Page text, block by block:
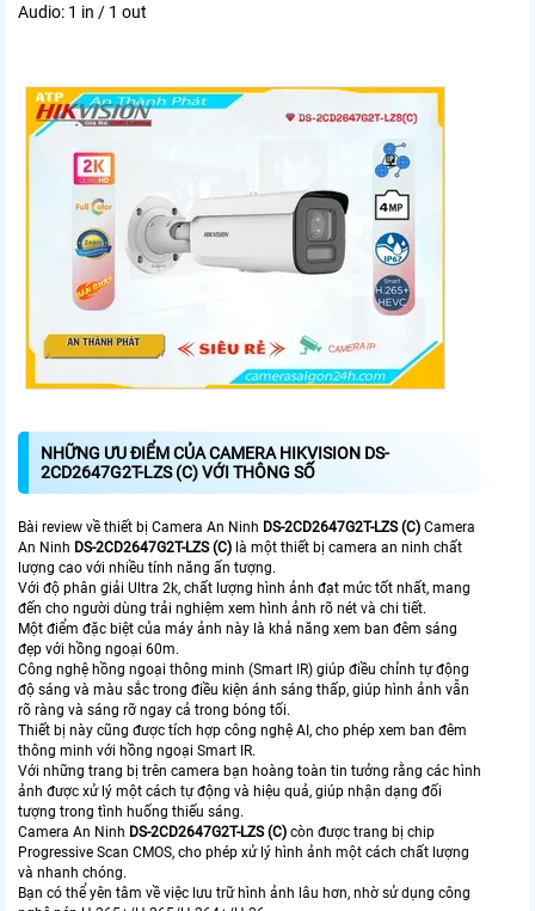
Audio: 1 in / 1 out
NHỮNG ƯU ĐIỂM CỦA CAMERA HIKVISION DS-
2CD2647G2T-LZS (C) VỚI THÔNG SỐ
Bài review về thiết bị Camera An Ninh DS-2CD2647G2T-LZS (C) Camera
An Ninh DS-2CD2647G2T-LZS (C) là một thiết bị camera an ninh chất
lượng cao với nhiều tính năng ấn tượng.
Với độ phân giải Ultra 2k, chất lượng hình ảnh đạt mức tốt nhất, mang
đến cho người dùng trải nghiệm xem hình ảnh rõ nét và chi tiết.
Một điểm đặc biệt của máy ảnh này là khả năng xem ban đêm sáng
đẹp với hồng ngoại 60m.
Công nghệ hồng ngoại thông minh (Smart IR) giúp điều chỉnh tự động
độ sáng và màu sắc trong điều kiện ánh sáng thấp, giúp hình ảnh vẫn
rõ ràng và sáng rỡ ngay cả trong bóng tối.
Thiết bị này cũng được tích hợp công nghệ AI, cho phép xem ban đêm
thông minh với hồng ngoại Smart IR.
Với những trang bị trên camera bạn hoàng toàn tin tưởng rằng các hình
ảnh được xử lý một cách tự động và hiệu quả, giúp nhận dạng đối
tượng trong tình huống thiếu sáng.
Camera An Ninh DS-2CD2647G2T-LZS (C) còn được trang bị chip
Progressive Scan CMOS, cho phép xử lý hình ảnh một cách chất lượng
và nhanh chóng.
Bạn có thể yên tâm về việc lưu trữ hình ảnh lâu hơn, nhờ sử dụng công